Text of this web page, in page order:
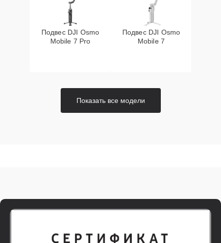
Подвес DJI Osmo
Mobile 7 Pro
Подвес DJI Osmo
Mobile 7
Показать все модели